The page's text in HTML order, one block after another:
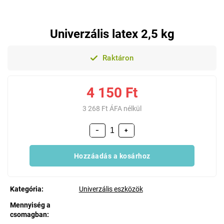
Univerzális latex 2,5 kg
Raktáron
4 150 Ft
3 268 Ft ÁFA nélkül
+
−
Hozzáadás a kosárhoz
Kategória:
Univerzális eszközök
Mennyiség a
csomagban: